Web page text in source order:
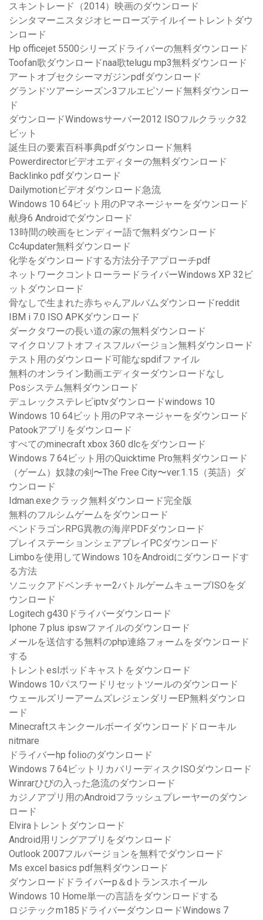
スキントレード（2014）映画のダウンロード
シンタマーニスタジオヒーローズテイルイートレントダウ
ンロード
Hp officejet 5500シリーズドライバーの無料ダウンロード
Toofan歌ダウンロードnaa歌telugu mp3無料ダウンロード
アートオブセクシーマガジンpdfダウンロード
グランドツアーシーズン3フルエピソード無料ダウンロー
ド
ダウンロードWindowsサーバー2012 ISOフルクラック32
ビット
誕生日の要素百科事典pdfダウンロード無料
Powerdirectorビデオエディターの無料ダウンロード
Backlinko pdfダウンロード
Dailymotionビデオダウンロード急流
Windows 10 64ビット用のPマネージャーをダウンロード
献身6 Androidでダウンロード
13時間の映画をヒンディー語で無料ダウンロード
Cc4updater無料ダウンロード
化学をダウンロードする方法分子アプローチpdf
ネットワークコントローラードライバーWindows XP 32ビ
ットダウンロード
骨なしで生まれた赤ちゃんアルバムダウンロードreddit
IBM i 7.0 ISO APKダウンロード
ダークタワーの長い道の家の無料ダウンロード
マイクロソフトオフィスフルバージョン無料ダウンロード
テスト用のダウンロード可能なspdifファイル
無料のオンライン動画エディターダウンロードなし
Posシステム無料ダウンロード
デュレックステレビiptvダウンロードwindows 10
Windows 10 64ビット用のPマネージャーをダウンロード
Patookアプリをダウンロード
すべてのminecraft xbox 360 dlcをダウンロード
Windows 7 64ビット用のQuicktime Pro無料ダウンロード
（ゲーム）奴隷の剣〜The Free City〜ver.1.15（英語）ダ
ウンロード
Idman.exeクラック無料ダウンロード完全版
無料のフルシムゲームをダウンロード
ペンドラゴンRPG異教の海岸PDFダウンロード
プレイステーションシェアプレイPCダウンロード
Limboを使用してWindows 10をAndroidにダウンロードす
る方法
ソニックアドベンチャー2バトルゲームキューブISOをダ
ウンロード
Logitech g430ドライバーダウンロード
Iphone 7 plus ipswファイルのダウンロード
メールを送信する無料のphp連絡フォームをダウンロード
する
トレントeslポッドキャストをダウンロード
Windows 10パスワードリセットツールのダウンロード
ウェールズリーアームズレジェンダリーEP無料ダウンロ
ード
Minecraftスキンクールボーイダウンロードドローキル
nitmare
ドライバーhp folioのダウンロード
Windows 7 64ビットリカバリーディスクISOダウンロード
Winrarひびの入った急流のダウンロード
カジノアプリ用のAndroidフラッシュプレーヤーのダウン
ロード
Elviraトレントダウンロード
Android用リングアプリをダウンロード
Outlook 2007フルバージョンを無料でダウンロード
Ms excel basics pdf無料ダウンロード
ダウンロードドライバーp＆dトランスホイール
Windows 10 Home単一の言語をダウンロードする
ロジテックm185ドライバーダウンロードWindows 7